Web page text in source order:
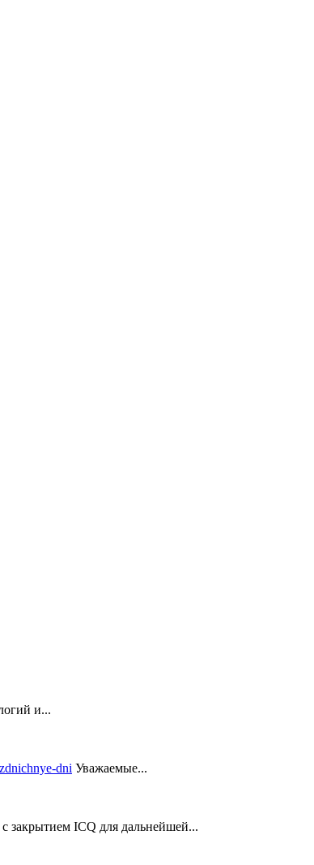
и...
Уважаемые...
ICQ для дальнейшей...